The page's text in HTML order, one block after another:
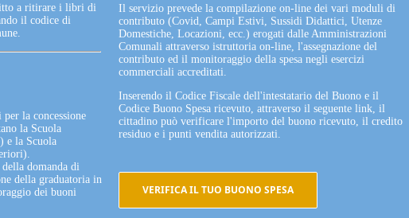
a ritirare i libri di
il codice di
la concessione
la Scuola
e la Scuola
domanda di
della graduatoria in
dei buoni
Il servizio prevede la compilazione on-line dei vari moduli di
contributo (Covid, Campi Estivi, Sussidi Didattici, Utenze
Domestiche, Locazioni, ecc.) erogati dalle Amministrazioni
Comunali attraverso istruttoria on-line, l'assegnazione del
contributo ed il monitoraggio della spesa negli esercizi
commerciali accreditati.
Inserendo il Codice Fiscale dell'intestatario del Buono e il
Codice Buono Spesa ricevuto, attraverso il seguente link, il
cittadino può verificare l'importo del buono ricevuto, il credito
residuo e i punti vendita autorizzati.
VERIFICA IL TUO BUONO SPESA